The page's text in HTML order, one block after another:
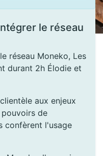
le réseau
réseau Moneko, Les
durant 2h Élodie et
aux enjeux
de
confèrent l'usage